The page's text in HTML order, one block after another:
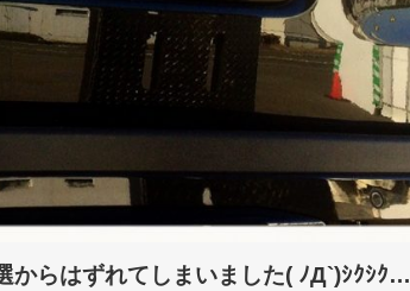
からはずれてしまいました( ﾉД`)ｼｸｼｸ…